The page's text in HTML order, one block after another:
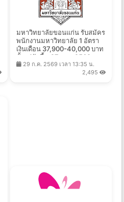
มหาวิทยาลัยขอนแก่น รับสมัคร
พนักงานมหาวิทยาลัย 1 อัตรา
เงินเดือน 37,900-40,000 บาท
ตั้งแต่บัดนี้ - 27 ส.ค. 2569
29 ก.ค. 2569 เวลา 13:35 น.
2,495